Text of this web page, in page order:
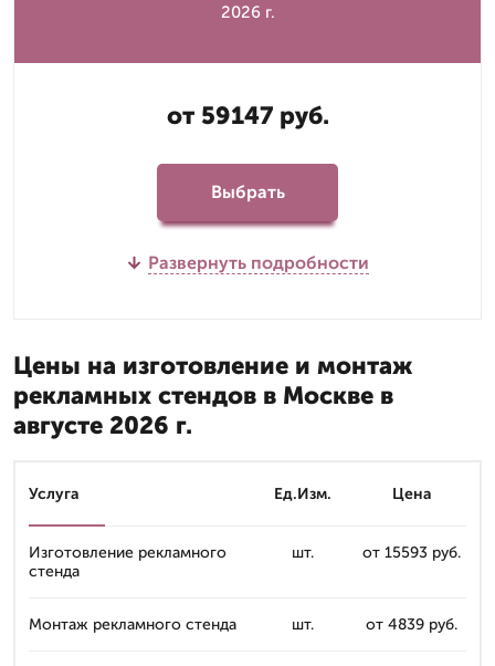
2026 г.
от 59147 руб.
Выбрать
Развернуть подробности
Цены на изготовление и монтаж
рекламных стендов в Москве в
августе 2026 г.
Услуга Ед.Изм. Цена
Изготовление рекламного
стенда
шт. от 15593 руб.
Монтаж рекламного стенда шт. от 4839 руб.